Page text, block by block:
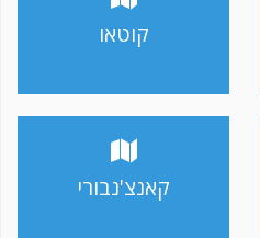
קוטאו
קאנצ'נבורי